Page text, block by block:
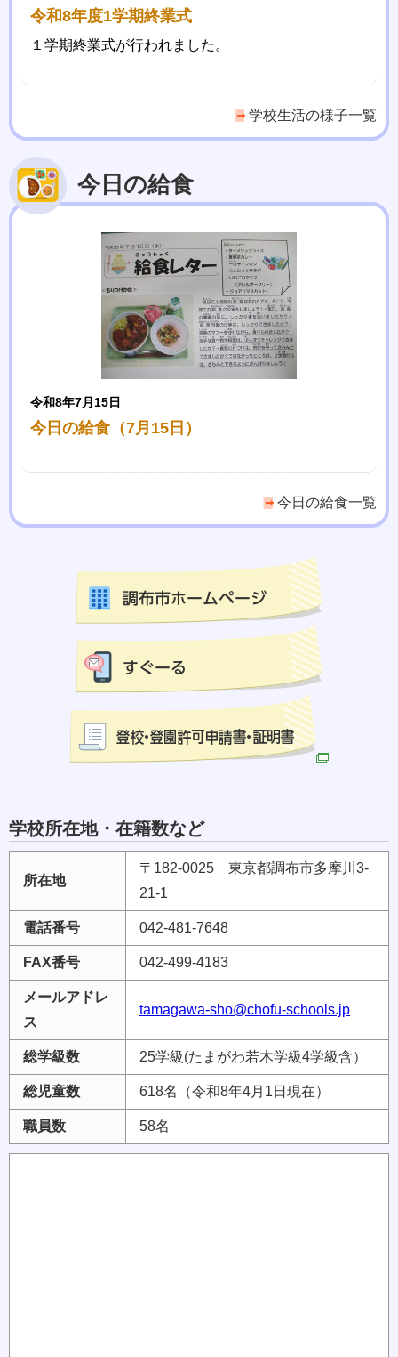
令和8年度1学期終業式
１学期終業式が行われました。
学校生活の様子一覧
今日の給食
令和8年7月15日
今日の給食（7月15日）
今日の給食一覧
学校所在地・在籍数など
所在地
〒182-0025 東京都調布市多摩川3-
21-1
電話番号 042-481-7648
FAX番号 042‐499‐4183
メールアドレ
ス
tamagawa-sho@chofu-schools.jp
総学級数 25学級(たまがわ若木学級4学級含）
総児童数 618名（令和8年4月1日現在）
職員数 58名